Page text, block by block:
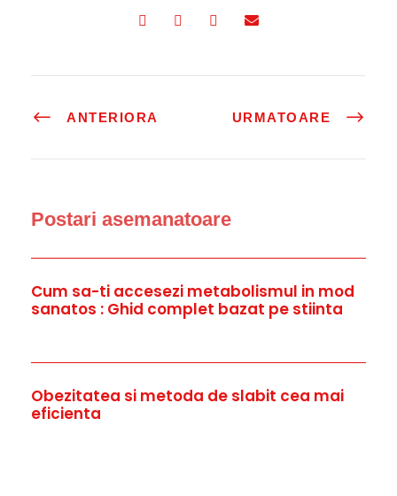
ANTERIORA URMATOARE
Postari asemanatoare
Cum sa-ti accesezi metabolismul in mod
sanatos : Ghid complet bazat pe stiinta
Obezitatea si metoda de slabit cea mai
eficienta